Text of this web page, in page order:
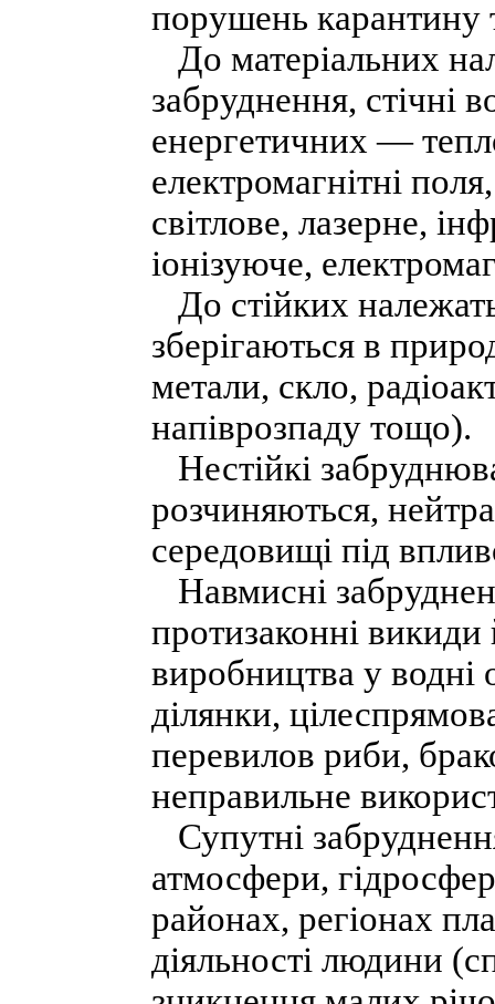
порушень карантину
До матеріальних
забруднення, стічні
енергетичних —
електромагнітні
світлове, лазерне,
іонізуюче,
До стійких
зберігаються в
метали, скло,
напіврозпаду тощо).
Нестійкі
розчиняються,
середовищі під
Навмисні
протизаконні
виробництва у водні
ділянки,
перевилов риби,
неправильне
Супутні
атмосфери,
районах, регіонах
діяльності людини